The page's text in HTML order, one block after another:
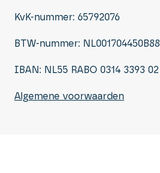
KvK-nummer: 65792076
BTW-nummer: NL001704450B88
IBAN: NL55 RABO 0314 3393 02
Algemene voorwaarden